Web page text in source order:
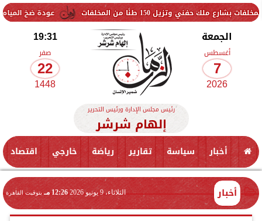
عودة ضخ المياه تدريجيًا لمناطق طنًا من المخلفات
الجمعة
أغسطس
7
2026
19:31
صفر
22
1448
رئيس مجلس الإدارة ورئيس التحرير
إلهام شرشر
أخبار سياسة تقارير رياضة خارجي اقتصاد
أخبار الثلاثاء، 9 يونيو 2026 12:26 مـ بتوقيت القاهرة